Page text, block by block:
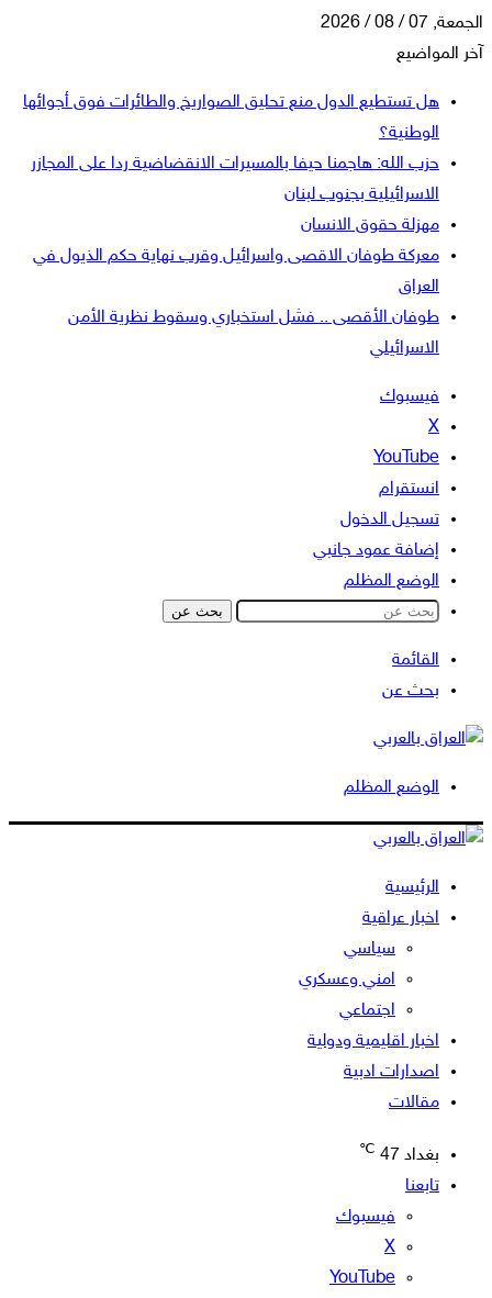
الجمعة, 07 / 08 / 2026
آخر المواضيع
هل تستطيع الدول منع تحليق الصواريخ والطائرات فوق أجوائها
الوطنية؟
حزب الله: هاجمنا حيفا بالمسيرات الانقضاضية ردا على المجازر
الاسرائيلية بجنوب لبنان
مهزلة حقوق الانسان
معركة طوفان الاقصى واسرائيل وقرب نهاية حكم الذيول في
العراق
طوفان الأقصى .. فشل استخباري وسقوط نظرية الأمن
الاسرائيلي
فيسبوك
‫X
‫YouTube
انستقرام
تسجيل الدخول
إضافة عمود جانبي
الوضع المظلم
بحث عن
القائمة
بحث عن
الوضع المظلم
الرئيسية
اخبار عراقية
سياسي
امني وعسكري
اجتماعي
اخبار اقليمية ودولية
اصدارات ادبية
مقالات
بغداد 47
℃
تابعنا
فيسبوك
‫X
‫YouTube